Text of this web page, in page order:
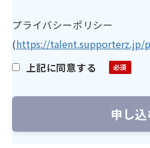
プライバシーポリシー
(https://talent.supporterz.jp/
上記に同意する